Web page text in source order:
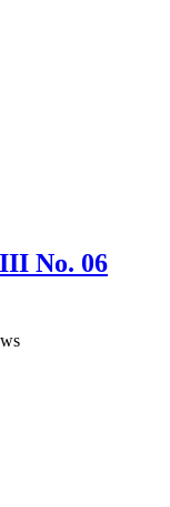
No. 06